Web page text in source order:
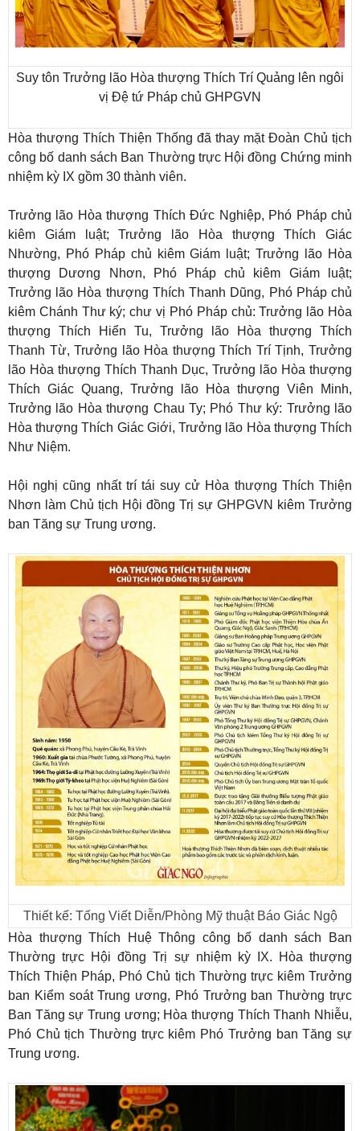
Suy tôn Trưởng lão Hòa thượng Thích Trí Quảng lên ngôi
vị Đệ tứ Pháp chủ GHPGVN
Hòa thượng Thích Thiện Thống đã thay mặt Đoàn Chủ tịch
công bố danh sách Ban Thường trực Hội đồng Chứng minh
nhiệm kỳ IX gồm 30 thành viên.
Trưởng lão Hòa thượng Thích Đức Nghiệp, Phó Pháp chủ
kiêm Giám luật; Trưởng lão Hòa thượng Thích Giác
Nhường, Phó Pháp chủ kiêm Giám luật; Trưởng lão Hòa
thượng Dương Nhơn, Phó Pháp chủ kiêm Giám luật;
Trưởng lão Hòa thượng Thích Thanh Dũng, Phó Pháp chủ
kiêm Chánh Thư ký; chư vị Phó Pháp chủ: Trưởng lão Hòa
thượng Thích Hiển Tu, Trưởng lão Hòa thượng Thích
Thanh Từ, Trưởng lão Hòa thượng Thích Trí Tịnh, Trưởng
lão Hòa thượng Thích Thanh Dục, Trưởng lão Hòa thượng
Thích Giác Quang, Trưởng lão Hòa thượng Viên Minh,
Trưởng lão Hòa thượng Chau Ty; Phó Thư ký: Trưởng lão
Hòa thượng Thích Giác Giới, Trưởng lão Hòa thượng Thích
Như Niệm.
Hội nghị cũng nhất trí tái suy cử Hòa thượng Thích Thiện
Nhơn làm Chủ tịch Hội đồng Trị sự GHPGVN kiêm Trưởng
ban Tăng sự Trung ương.
Thiết kế: Tống Viết Diễn/Phòng Mỹ thuật Báo Giác Ngộ
Hòa thượng Thích Huệ Thông công bố danh sách Ban
Thường trực Hội đồng Trị sự nhiệm kỳ IX. Hòa thượng
Thích Thiện Pháp, Phó Chủ tịch Thường trực kiêm Trưởng
ban Kiểm soát Trung ương, Phó Trưởng ban Thường trực
Ban Tăng sự Trung ương; Hòa thượng Thích Thanh Nhiễu,
Phó Chủ tịch Thường trực kiêm Phó Trưởng ban Tăng sự
Trung ương.